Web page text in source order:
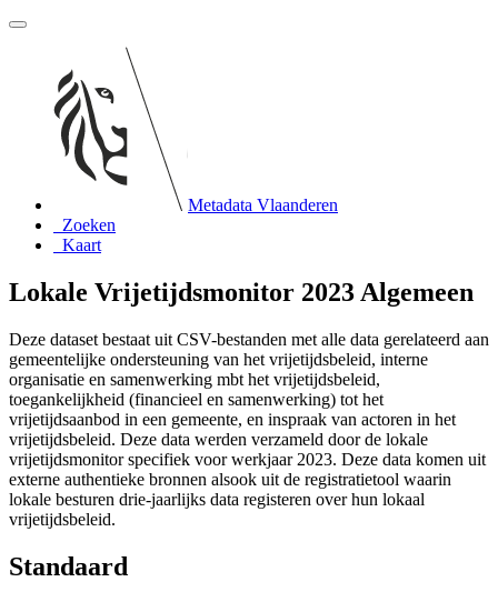
Metadata Vlaanderen
Zoeken
Kaart
Lokale Vrijetijdsmonitor 2023 Algemeen
Deze dataset bestaat uit CSV-bestanden met alle data gerelateerd aan
gemeentelijke ondersteuning van het vrijetijdsbeleid, interne
organisatie en samenwerking mbt het vrijetijdsbeleid,
toegankelijkheid (financieel en samenwerking) tot het
vrijetijdsaanbod in een gemeente, en inspraak van actoren in het
vrijetijdsbeleid. Deze data werden verzameld door de lokale
vrijetijdsmonitor specifiek voor werkjaar 2023. Deze data komen uit
externe authentieke bronnen alsook uit de registratietool waarin
lokale besturen drie-jaarlijks data registeren over hun lokaal
vrijetijdsbeleid.
Standaard